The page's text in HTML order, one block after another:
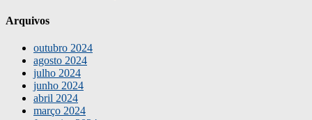
Arquivos
outubro 2024
agosto 2024
julho 2024
junho 2024
abril 2024
março 2024